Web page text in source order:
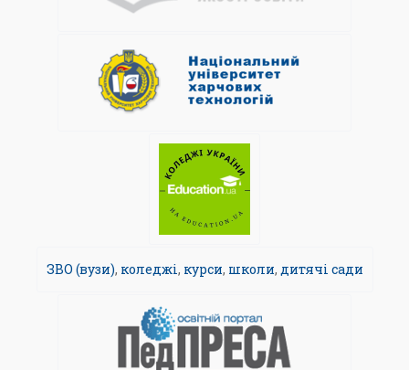
ЗВО (вузи), коледжі, курси, школи, дитячі сади